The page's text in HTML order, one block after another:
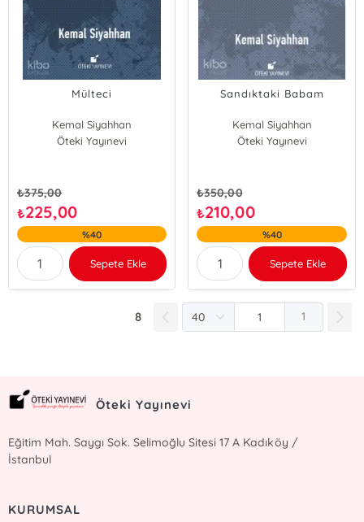
Mülteci
Kemal Siyahhan
Öteki Yayınevi
₺375,00
₺225,00
%40
Sepete Ekle
Sandıktaki Babam
Kemal Siyahhan
Öteki Yayınevi
₺350,00
₺210,00
%40
Sepete Ekle
8 1
Öteki Yayınevi
Eğitim Mah. Saygı Sok. Selimoğlu Sitesi 17 A Kadıköy /
İstanbul
KURUMSAL